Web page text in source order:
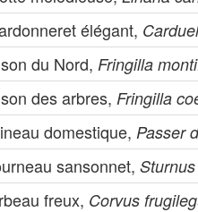
élégant,
du Nord, Fringilla
des arbres, Fringilla
domestique, Passer
sansonnet,
freux, Corvus